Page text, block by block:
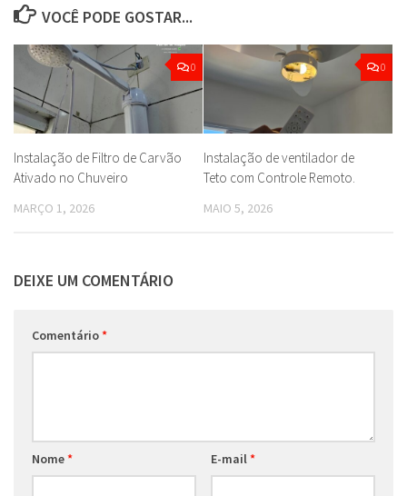
VOCÊ PODE GOSTAR...
0
Instalação de Filtro de Carvão
Ativado no Chuveiro
MARÇO 1, 2026
0
Instalação de ventilador de
Teto com Controle Remoto.
MAIO 5, 2026
DEIXE UM COMENTÁRIO
Comentário*
Nome* E-mail*